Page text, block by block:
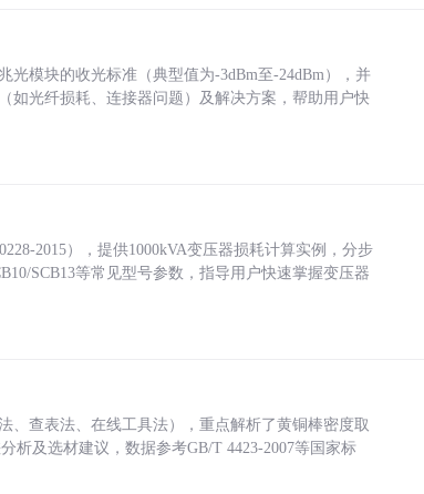
模块的收光标准（典型值为-3dBm至-24dBm），并
如光纤损耗、连接器问题）及解决方案，帮助用户快
2015），提供1000kVA变压器损耗计算实例，分步
SCB13等常见型号参数，指导用户快速掌握变压器
、查表法、在线工具法），重点解析了黄铜棒密度取
析及选材建议，数据参考GB/T 4423-2007等国家标